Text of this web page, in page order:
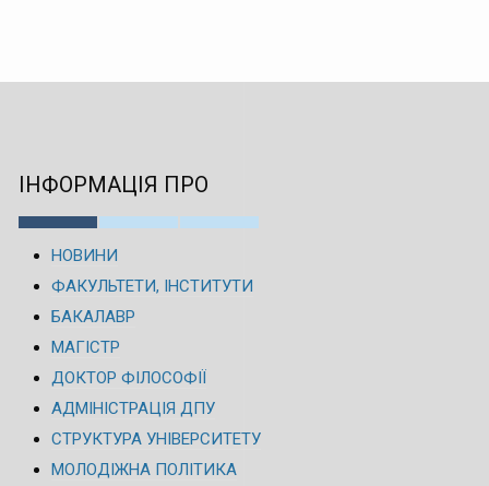
ІНФОРМАЦІЯ ПРО
НОВИНИ
ФАКУЛЬТЕТИ, ІНСТИТУТИ
БАКАЛАВР
МАГІСТР
ДОКТОР ФІЛОСОФІЇ
АДМІНІСТРАЦІЯ ДПУ
СТРУКТУРА УНІВЕРСИТЕТУ
МОЛОДІЖНА ПОЛІТИКА